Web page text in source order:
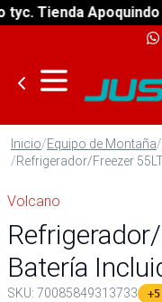
Tienda Apoquindo
Inicio/Equipo de Montaña/
/Refrigerador/Freezer
Volcano
Batería
SKU: 70085849313733 +5